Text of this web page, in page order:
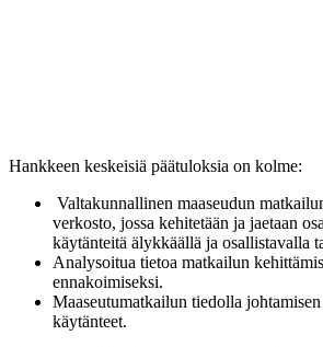
Hankkeen keskeisiä päätuloksia on kolme:
Valtakunnallinen maaseudun
verkosto, jossa kehitetään ja jaetaan
käytänteitä älykkäällä ja osallistavalla
Analysoitua tietoa matkailun
ennakoimiseksi.
Maaseutumatkailun tiedolla
käytänteet.